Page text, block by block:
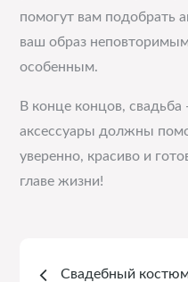
помогут вам подобрать
ваш образ
особенным.
В конце концов,
аксессуары должны
уверенно, красиво и
главе жизни!
Навигация
Свадебный